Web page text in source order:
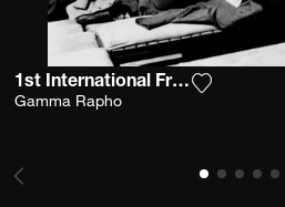
1st International French Open 1928
Gamma Rapho